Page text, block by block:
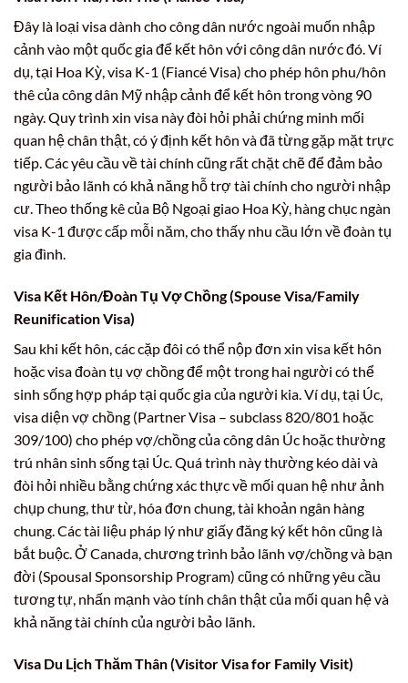
Đây là loại visa dành cho công dân nước ngoài muốn nhập
cảnh vào một quốc gia để kết hôn với công dân nước đó. Ví
dụ, tại Hoa Kỳ, visa K-1 (Fiancé Visa) cho phép hôn phu/hôn
thê của công dân Mỹ nhập cảnh để kết hôn trong vòng 90
ngày. Quy trình xin visa này đòi hỏi phải chứng minh mối
quan hệ chân thật, có ý định kết hôn và đã từng gặp mặt trực
tiếp. Các yêu cầu về tài chính cũng rất chặt chẽ để đảm bảo
người bảo lãnh có khả năng hỗ trợ tài chính cho người nhập
cư. Theo thống kê của Bộ Ngoại giao Hoa Kỳ, hàng chục ngàn
visa K-1 được cấp mỗi năm, cho thấy nhu cầu lớn về đoàn tụ
gia đình.
Visa Kết Hôn/Đoàn Tụ Vợ Chồng (Spouse Visa/Family
Reunification Visa)
Sau khi kết hôn, các cặp đôi có thể nộp đơn xin visa kết hôn
hoặc visa đoàn tụ vợ chồng để một trong hai người có thể
sinh sống hợp pháp tại quốc gia của người kia. Ví dụ, tại Úc,
visa diện vợ chồng (Partner Visa – subclass 820/801 hoặc
309/100) cho phép vợ/chồng của công dân Úc hoặc thường
trú nhân sinh sống tại Úc. Quá trình này thường kéo dài và
đòi hỏi nhiều bằng chứng xác thực về mối quan hệ như ảnh
chụp chung, thư từ, hóa đơn chung, tài khoản ngân hàng
chung. Các tài liệu pháp lý như giấy đăng ký kết hôn cũng là
bắt buộc. Ở Canada, chương trình bảo lãnh vợ/chồng và bạn
đời (Spousal Sponsorship Program) cũng có những yêu cầu
tương tự, nhấn mạnh vào tính chân thật của mối quan hệ và
khả năng tài chính của người bảo lãnh.
Visa Du Lịch Thăm Thân (Visitor Visa for Family Visit)